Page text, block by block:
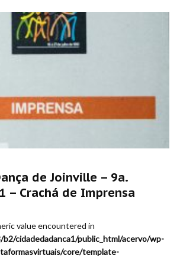
de Joinville – 9a.
– Crachá de Imprensa
value encountered in
cidadedadanca1/public_html/acervo/wp-
core/template-